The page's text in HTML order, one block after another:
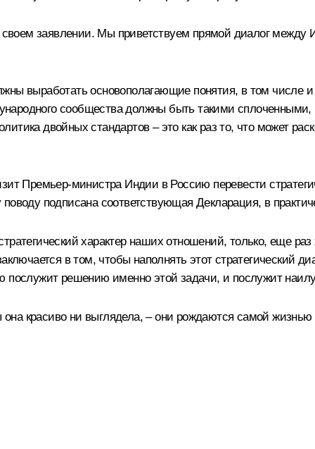
заявлении. Мы приветствуем прямой диалог между
выработать основополагающие понятия, в том числе
сообщества должны быть такими сплоченными,
двойных стандартов – это как раз то, что может
Премьер-министра Индии в Россию перевести
подписана соответствующая Декларация, в
характер наших отношений, только, еще раз
в том, чтобы наполнять этот стратегический
послужит решению именно этой задачи, и послужит
красиво ни выглядела, – они рождаются самой